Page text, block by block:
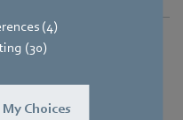
(4)
(30)
Choices